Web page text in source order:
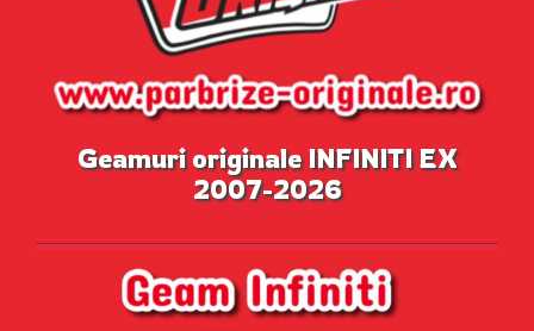
Geamuri originale INFINITI EX
2007-2026